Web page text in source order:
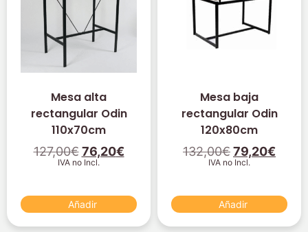
Mesa alta
rectangular Odin
110x70cm
127,00€ 76,20€
IVA no Incl.
Añadir
Mesa baja
rectangular Odin
120x80cm
132,00€79,20€
IVA no Incl.
Añadir